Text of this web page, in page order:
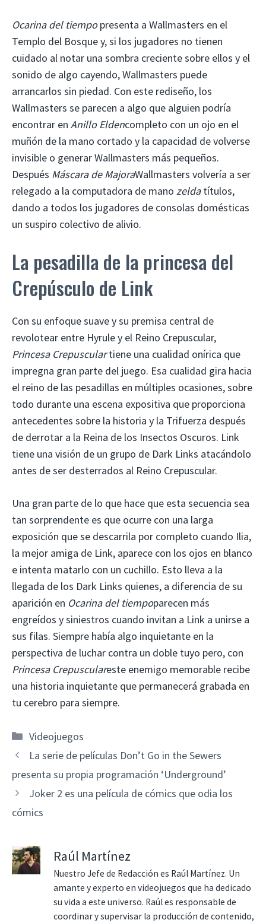
Ocarina del tiempopresenta a Wallmasters en el
Templo del Bosque y, si los jugadores no tienen
cuidado al notar una sombra creciente sobre ellos y el
sonido de algo cayendo, Wallmasters puede
arrancarlos sin piedad. Con este rediseño, los
Wallmasters se parecen a algo que alguien podría
encontrar en Anillo Eldencompleto con un ojo en el
muñón de la mano cortado y la capacidad de volverse
invisible o generar Wallmasters más pequeños.
Después Máscara de MajoraWallmasters volvería a ser
relegado a la computadora de mano zeldatítulos,
dando a todos los jugadores de consolas domésticas
un suspiro colectivo de alivio.
La pesadilla de la princesa del
Crepúsculo de Link
Con su enfoque suave y su premisa central de
revolotear entre Hyrule y el Reino Crepuscular,
Princesa Crepusculartiene una cualidad onírica que
impregna gran parte del juego. Esa cualidad gira hacia
el reino de las pesadillas en múltiples ocasiones, sobre
todo durante una escena expositiva que proporciona
antecedentes sobre la historia y la Trifuerza después
de derrotar a la Reina de los Insectos Oscuros. Link
tiene una visión de un grupo de Dark Links atacándolo
antes de ser desterrados al Reino Crepuscular.
Una gran parte de lo que hace que esta secuencia sea
tan sorprendente es que ocurre con una larga
exposición que se descarrila por completo cuando Ilia,
la mejor amiga de Link, aparece con los ojos en blanco
e intenta matarlo con un cuchillo. Esto lleva a la
llegada de los Dark Links quienes, a diferencia de su
aparición en Ocarina del tiempoparecen más
engreídos y siniestros cuando invitan a Link a unirse a
sus filas. Siempre había algo inquietante en la
perspectiva de luchar contra un doble tuyo pero, con
Princesa Crepusculareste enemigo memorable recibe
una historia inquietante que permanecerá grabada en
tu cerebro para siempre.
Categorías
Videojuegos
La serie de películas Don’t Go in the Sewers
presenta su propia programación ‘Underground’
Joker 2 es una película de cómics que odia los
cómics
Raúl Martínez
Nuestro Jefe de Redacción es Raúl Martínez. Un
amante y experto en videojuegos que ha dedicado
su vida a este universo. Raúl es responsable de
coordinar y supervisar la producción de contenido,